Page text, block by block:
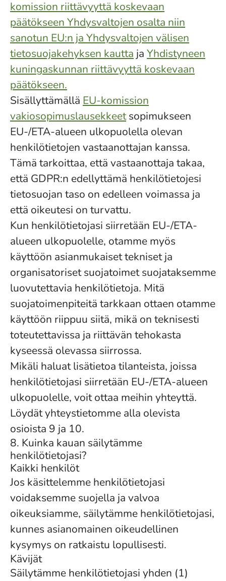
komission riittävyyttä koskevaan
päätökseen Yhdysvaltojen osalta niin
sanotun EU:n ja Yhdysvaltojen välisen
tietosuojakehyksen kautta ja Yhdistyneen
kuningaskunnan riittävyyttä koskevaan
päätökseen.
Sisällyttämällä EU-komission
vakiosopimuslausekkeetsopimukseen
EU-/ETA-alueen ulkopuolella olevan
henkilötietojen vastaanottajan kanssa.
Tämä tarkoittaa, että vastaanottaja takaa,
että GDPR:n edellyttämä henkilötietojesi
tietosuojan taso on edelleen voimassa ja
että oikeutesi on turvattu.
Kun henkilötietojasi siirretään EU-/ETA-
alueen ulkopuolelle, otamme myös
käyttöön asianmukaiset tekniset ja
organisatoriset suojatoimet suojataksemme
luovutettavia henkilötietoja. Mitä
suojatoimenpiteitä tarkkaan ottaen otamme
käyttöön riippuu siitä, mikä on teknisesti
toteutettavissa ja riittävän tehokasta
kyseessä olevassa siirrossa.
Mikäli haluat lisätietoa tilanteista, joissa
henkilötietojasi siirretään EU-/ETA-alueen
ulkopuolelle, voit ottaa meihin yhteyttä.
Löydät yhteystietomme alla olevista
osioista 9 ja 10.
8. Kuinka kauan säilytämme
henkilötietojasi?
Kaikki henkilöt
Jos käsittelemme henkilötietojasi
voidaksemme suojella ja valvoa
oikeuksiamme, säilytämme henkilötietojasi,
kunnes asianomainen oikeudellinen
kysymys on ratkaistu lopullisesti.
Kävijät
Säilytämme henkilötietojasi yhden (1)